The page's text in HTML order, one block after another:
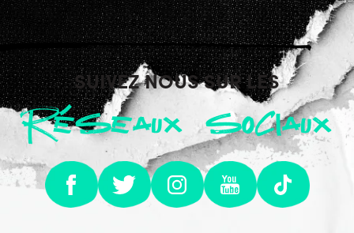
SUIVEZ NOUS SUR LES
Réseaux sociaux